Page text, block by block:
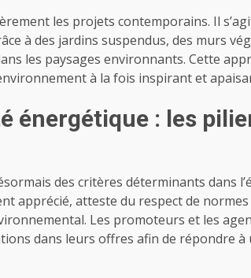
les projets contemporains. Il
à des jardins suspendus, des murs
les paysages environnants. Cette
à la fois inspirant et
énergétique : les
des critères déterminants dans
apprécié, atteste du respect de
Les promoteurs et les
dans leurs offres afin de répondre à